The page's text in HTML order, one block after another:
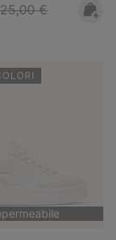
price:
€